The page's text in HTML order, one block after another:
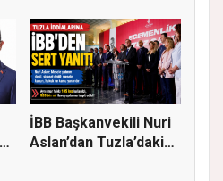
İBB Başkanvekili Nuri
Aslan’dan Tuzla’daki